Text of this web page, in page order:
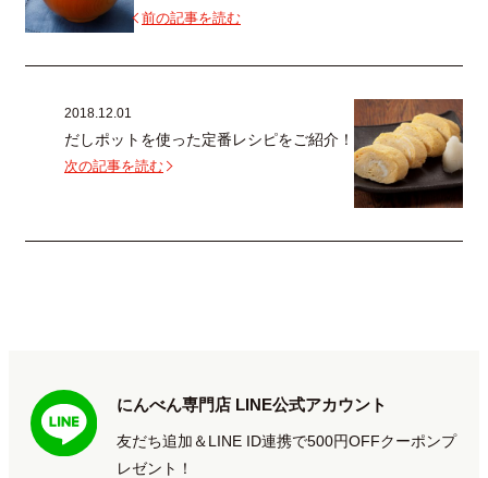
前の記事を読む
2018.12.01
だしポットを使った定番レシピをご紹介！
次の記事を読む
にんべん専門店 LINE公式アカウント
友だち追加＆LINE ID連携で500円OFFクーポンプ
レゼント！